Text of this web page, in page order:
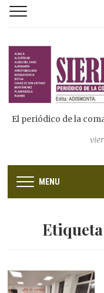
El periódico de la
MENU